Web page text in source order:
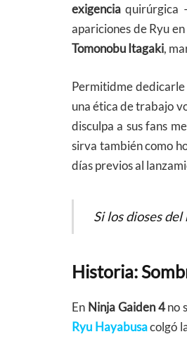
exigencia quirúrgica
apariciones de Ryu en
Tomonobu Itagaki,
Permitidme dedicarle
una ética de trabajo
disculpa a sus fans
sirva también como
días previos al
Si los dioses
Historia:
En Ninja Gaiden 4no
Ryu Hayabusacolgó